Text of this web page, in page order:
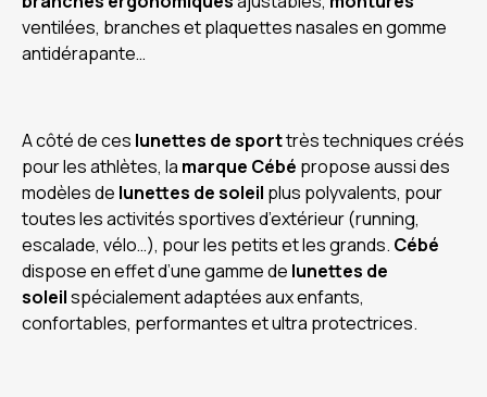
ventilées, branches et plaquettes nasales en gomme
antidérapante…
A côté de ces lunettes de sporttrès techniques créés
pour les athlètes, la marque Cébé propose aussi des
modèles de lunettes de soleil plus polyvalents, pour
toutes les activités sportives d’extérieur (running,
escalade, vélo…), pour les petits et les grands. Cébé
dispose en effet d’une gamme de lunettes de
soleilspécialement adaptées aux enfants,
confortables, performantes et ultra protectrices.